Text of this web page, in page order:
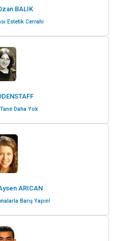
BALIK
Estetik Cerrahi
Daha Yok
ARICAN
Barış Yapın!